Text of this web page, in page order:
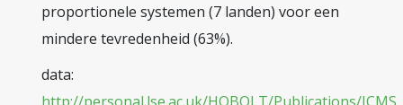
proportionele systemen (7 landen) voor een
mindere tevredenheid (63%).
data: